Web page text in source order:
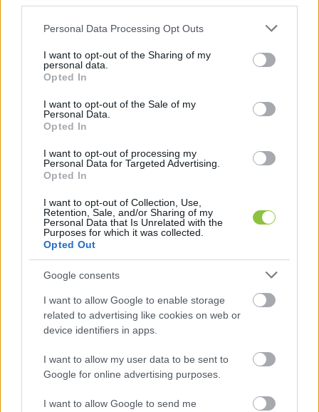
Please note that this website/app uses one or more Google
not limited to your visit or usage behaviour. You may click to
grant or deny consent to Google and its third-party tags to
use your data for below specified purposes in below Google
consent section.
Personal Data Processing Opt Outs
I want to opt-out of the Sharing of my
personal data.
Opted In
I want to opt-out of the Sale of my
Personal Data.
Opted In
I want to opt-out of processing my
Personal Data for Targeted Advertising.
Opted In
I want to opt-out of Collection, Use,
Retention, Sale, and/or Sharing of my
Personal Data that Is Unrelated with the
Purposes for which it was collected.
Opted Out
Google consents
I want to allow Google to enable storage
related to advertising like cookies on web or
device identifiers in apps.
I want to allow my user data to be sent to
Google for online advertising purposes.
I want to allow Google to send me
HI Hraskó István 2025. 12. 19.
Lépj be a beszélgetéshez és hogy jobban megismerjük
egymást.